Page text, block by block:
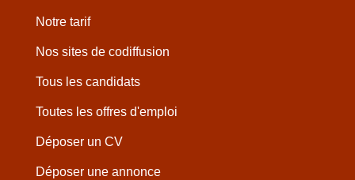
Notre tarif
Nos sites de codiffusion
Tous les candidats
Toutes les offres d'emploi
Déposer un CV
Déposer une annonce